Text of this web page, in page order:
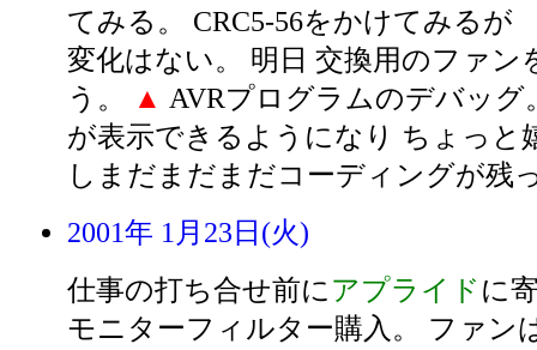
てみる。 CRC5-56をかけてみるが
変化はない。 明日 交換用のファン
う。
▲ AVRプログラムのデバッグ
が表示できるようになり ちょっと
しまだまだまだコーディングが残
2001年 1月23日(火)
仕事の打ち合せ前に アプライド に
モニターフィルター購入。 ファン